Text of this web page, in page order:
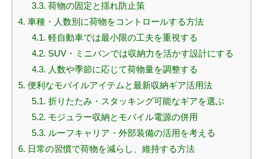
3.3. 荷物の固定と揺れ防止策
4. 車種・人数別に荷物をコントロールする方法
4.1. 軽自動車では最小限の工夫を重視する
4.2. SUV・ミニバンでは収納力を活かす設計にする
4.3. 人数や季節に応じて荷物量を調整する
5. 便利なモバイルアイテムと最新収納ギア活用法
5.1. 折りたたみ・スタッキング可能なギアを選ぶ
5.2. モジュラー収納とモバイル電源の併用
5.3. ルーフキャリア・外部装備の活用を考える
6. 日常の習慣で荷物を減らし、維持する方法